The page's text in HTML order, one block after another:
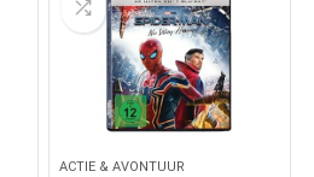
ACTIE & AVONTUUR